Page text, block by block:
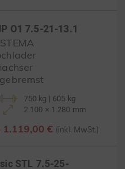
O1 7.5-21-13.1
750 kg | 605 kg
2.100 × 1.280 mm
1.119,00 € (inkl. MwSt.)
STL 7.5-25-